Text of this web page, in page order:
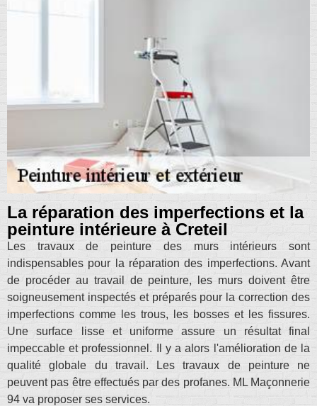
La réparation des imperfections et la
peinture intérieure à Creteil
Les travaux de peinture des murs intérieurs sont
indispensables pour la réparation des imperfections. Avant
de procéder au travail de peinture, les murs doivent être
soigneusement inspectés et préparés pour la correction des
imperfections comme les trous, les bosses et les fissures.
Une surface lisse et uniforme assure un résultat final
impeccable et professionnel. Il y a alors l'amélioration de la
qualité globale du travail. Les travaux de peinture ne
peuvent pas être effectués par des profanes. ML Maçonnerie
94 va proposer ses services.